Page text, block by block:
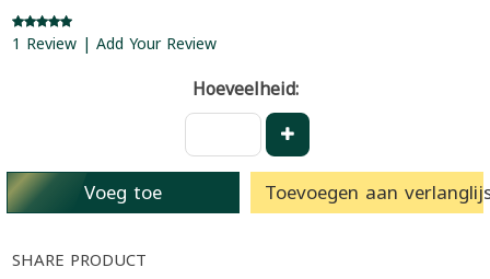
1 Review | Add Your Review
Hoeveelheid:
Voeg toe Toevoegen aan
SHARE PRODUCT